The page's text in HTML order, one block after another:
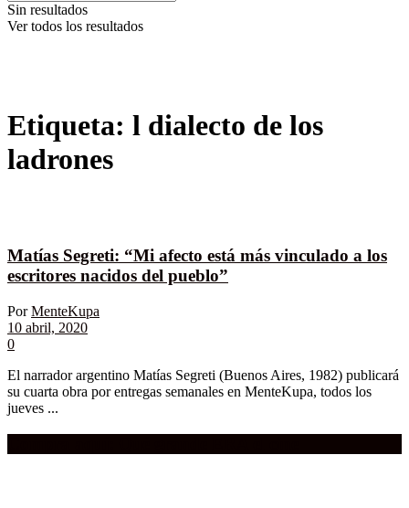
Sin resultados
Ver todos los resultados
Etiqueta: l dialecto de los
ladrones
Matías Segreti: “Mi afecto está más vinculado a los
escritores nacidos del pueblo”
Por MenteKupa
10 abril, 2020
0
El narrador argentino Matías Segreti (Buenos Aires, 1982) publicará
su cuarta obra por entregas semanales en MenteKupa, todos los
jueves ...